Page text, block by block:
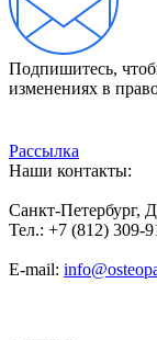
Подпишитесь,
изменениях в
Рассылка
Наши контакты:
Санкт-Петербург,
Тел.: +7 (812) 309-
E-mail: